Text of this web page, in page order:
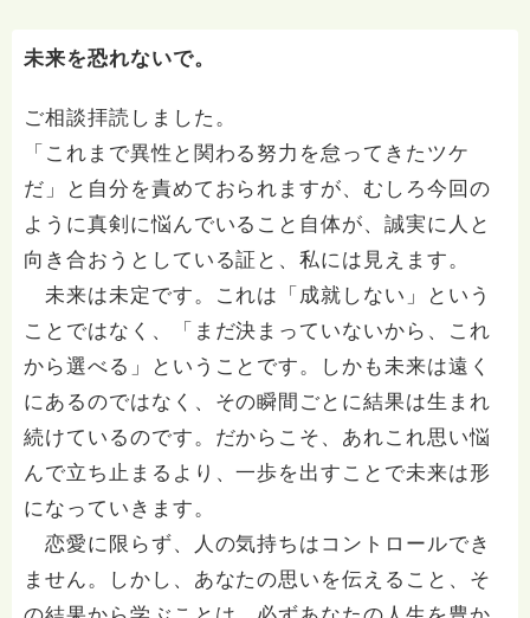
未来を恐れないで。
ご相談拝読しました。
「これまで異性と関わる努力を怠ってきたツケ
だ」と自分を責めておられますが、むしろ今回の
ように真剣に悩んでいること自体が、誠実に人と
向き合おうとしている証と、私には見えます。
未来は未定です。これは「成就しない」という
ことではなく、「まだ決まっていないから、これ
から選べる」ということです。しかも未来は遠く
にあるのではなく、その瞬間ごとに結果は生まれ
続けているのです。だからこそ、あれこれ思い悩
んで立ち止まるより、一歩を出すことで未来は形
になっていきます。
恋愛に限らず、人の気持ちはコントロールでき
ません。しかし、あなたの思いを伝えること、そ